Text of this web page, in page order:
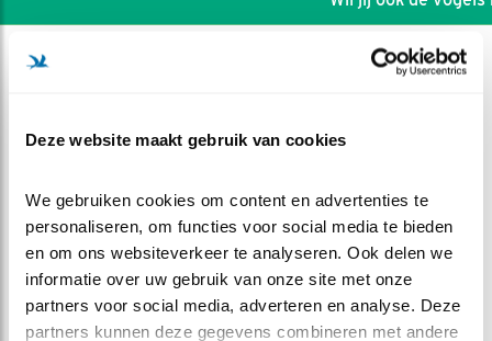
Deze website maakt gebruik van cookies
We gebruiken cookies om content en advertenties te
personaliseren, om functies voor social media te bieden
en om ons websiteverkeer te analyseren. Ook delen we
informatie over uw gebruik van onze site met onze
partners voor social media, adverteren en analyse. Deze
partners kunnen deze gegevens combineren met andere